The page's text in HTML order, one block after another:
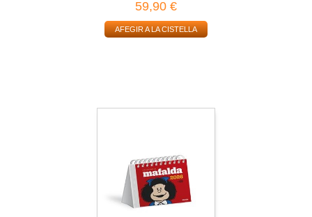
59,90 €
AFEGIR A LA CISTELLA